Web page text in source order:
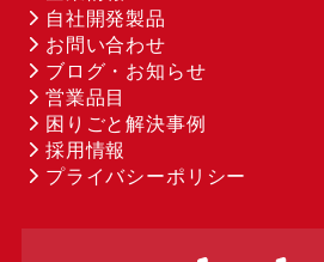
自社開発製品
お問い合わせ
ブログ・お知らせ
営業品目
困りごと解決事例
採用情報
プライバシーポリシー